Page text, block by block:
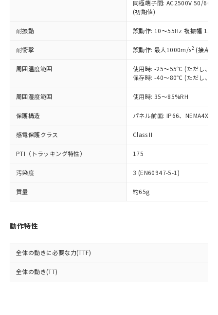
同極端子間: AC2500V 50/
(初期値)
耐振動 誤動作: 10～55Hz 複振幅
耐衝撃 誤動作: 最大1000m/s2 (接点
周囲温度範囲
使用時: -25～55℃ (ただし、氷
保存時: -40～80℃ (ただし、氷
周囲湿度範囲 使用時: 35～85%RH
保護構造 パネル前面: IP66、NEMA4X,
感電保護クラス Class II
PTI（トラッキング特性） 175
汚染度 3 (EN60947-5-1)
質量 約65g
動作特性
全体の動きに必要な力(TTF)
全体の動き(TT)
在庫状況および標準価格照会結果は、
記載している更新日時点での社内デー
タに基づき作成されるものであり、閲
覧された時点での実際の在庫および標
準価格とは異なる場合があることをご
正式な納期状況および標準価格はお客
様のお取引先、またはお客様担当のオ
ムロン制御機器販売店・当社販売員に
オムロン制御機器販売店や当社販売拠
販売ネットワーク
」をご確認
在庫状況および標準価格結果を当社の
事前の承諾なく第三者に漏洩または開
示しないようお願いします。
マイパーツ機能（部品リスト作成サー
ビス）をご利用いただくには、I-Web
メンバーズにご登録されている必要が
あります。
品・サービスに関するお客様との取
引・商談に必要な範囲で利用すること
※当社の共同利用者とは、
の共同利用に関して"
の「1.共同利
鉛(Pb) 1000ppm以下、 水銀(Hg) 1000ppm以下、 カド
類(PBB) 1000ppm以下、ポリ臭化ジフェニルエーテル類
(PBDE) 1000ppm以下、フタル酸ビス(2-エチルヘキシ
ル) (DEHP)(別名：DOP) 1000ppm以下、フタル酸ブチ
ルベンジル（BBP） 1000ppm以下、フタル酸ジブチル
（DBP） 1000ppm以下、フタル酸ジイソブチル
但し、RoHS指令で産業用監視および制御機器に対する
適用除外項目は除く。
図的な使用がないことを確認しています。
部品在庫の切り替え状況などにより、予定
月が前後することがあります。
とができます。
EU RoHS指令（10物質）の非含有証明書
51物質の非含有証明書（当社基準）
*中国RoHS10物質の基準値 (GB/T26572)：
Cr(Ⅵ)(六価クロム) : 1000ppm、 PBBs(ポリ臭化ビフェ
ニル類) : 1000ppm、 PBDEs(ポリ臭化ジフェニルエーテ
ル類) : 1000ppm、
DBP(フタル酸ジブチル) : 1000ppm、 DIBP(フタル酸ジ
イソブチル) : 1000ppm、 BBP(フタル酸ブチルベンジ
DEHP(フタル酸ビス(2-エチルヘキシル)) : 1000ppm
「ｅ」：有害物質（10物質）のすべてが基
準値以下であることを示します。
「10」：通常の使用状況下において有害物
質が外部に漏えいし、環境に深刻な影響を
「－」：未確認です。当社販売部門へお問
為替および外国貿易法に定める商品
（以下｢規制貨物等」という）を輸出
または国外への提供する場合は、日本
国政府の輸出許可(または役務取引許
当社は規制貨物を破棄する場合は、完
全に破砕するなど、違法に輸出されな
いよう必要な手段を講じます。
当社は貴社製品を、核兵器、ミサイ
ル、化学兵器、生物兵器またはその他
武器並びにこれらの製造装置等に一切
当社は、貴社製品を第三者に販売する
場合は、上記1、2および3の内容を当
該第三者に通知します。また当社は、
法に輸出するおそれがある場合は、取
り引きをいたしません。
合意する
一定数以上の在庫あり
一定数には満たないが在庫あり
在庫なし(最新の在庫状況につ
いては、お客様のお取引先、ま
たはお客様担当のオムロン制御
機器販売店・当社販売員にご確
受注生産機種、また在庫状況の
情報を公開していない機種